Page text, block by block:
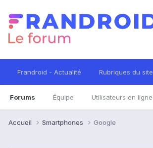
Frandroid - Actualité Rubriques du site
Forums Équipe Utilisateurs en ligne
Accueil Smartphones Google